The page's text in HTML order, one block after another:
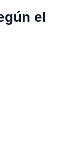
el